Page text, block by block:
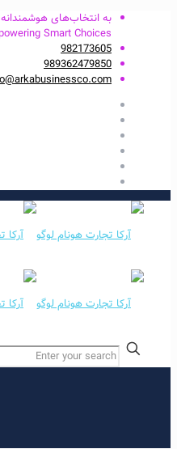
به انتخاب‌های
Smart Choices
982173605
989362479850